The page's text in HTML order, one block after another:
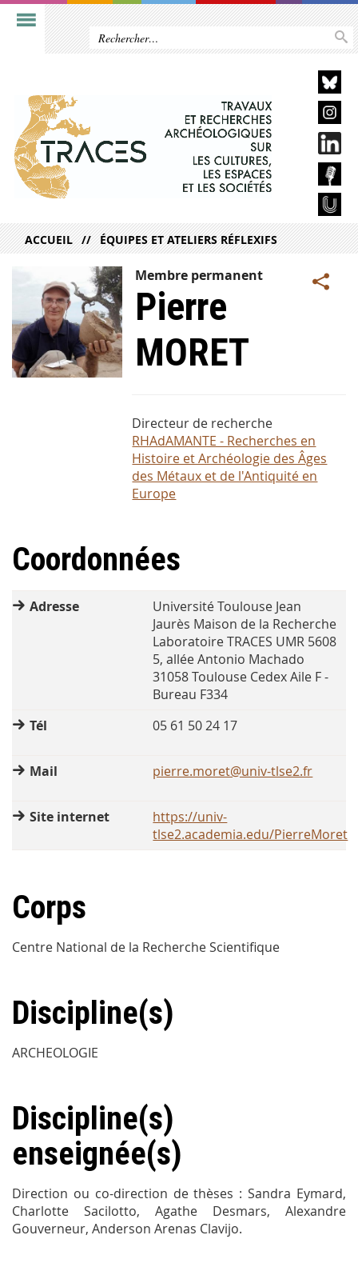
ACCUEIL ÉQUIPES ET ATELIERS RÉFLEXIFS
Membre permanent
Pierre
MORET
Directeur de recherche
RHAdAMANTE - Recherches en
Histoire et Archéologie des Âges
des Métaux et de l'Antiquité en
Europe
Coordonnées
Adresse
Université Toulouse Jean
Jaurès Maison de la Recherche
Laboratoire TRACES UMR 5608
5, allée Antonio Machado
31058 Toulouse Cedex Aile F -
Bureau F334
Tél
05 61 50 24 17
Mail pierre.moret@univ-tlse2.fr
Site internet
https://univ-
tlse2.academia.edu/PierreMoret
Corps
Centre National de la Recherche Scientifique
Discipline(s)
ARCHEOLOGIE
Discipline(s)
enseignée(s)
Direction ou co-direction de thèses : Sandra Eymard,
Charlotte Sacilotto, Agathe Desmars, Alexandre
Gouverneur, Anderson Arenas Clavijo.